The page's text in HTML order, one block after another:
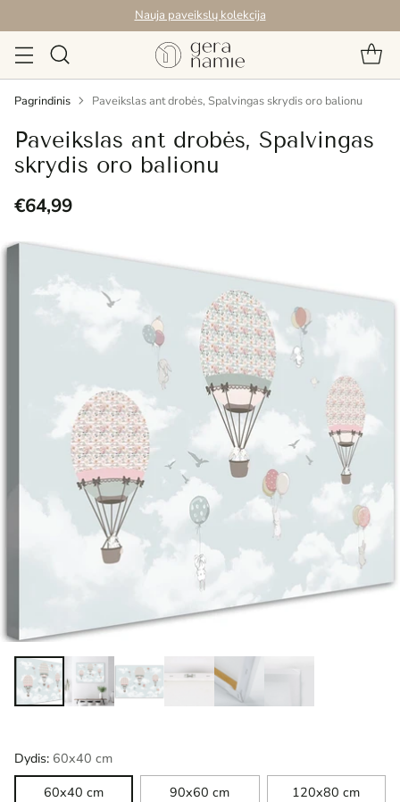
Nauja paveikslų kolekcija
Pagrindinis Paveikslas ant drobės, Spalvingas skrydis oro balionu
Paveikslas ant drobės, Spalvingas
skrydis oro balionu
Reguliari
kaina
€64,99
Dydis: 60x40 cm
60x40 cm
90x60 cm 120x80 cm